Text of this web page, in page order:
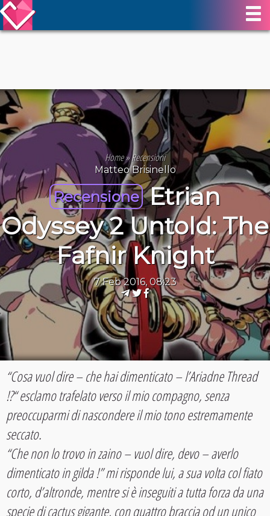
Home»Recensioni
Matteo Brisinello
Recensione Etrian
Odyssey 2 Untold: The
Fafnir Knight
7 Feb 2016, 08:23
“Cosa vuol dire – che hai dimenticato – l’Ariadne Thread
!?“ esclamo trafelato verso il mio compagno, senza
preoccuparmi di nascondere il mio tono estremamente
seccato.
“Che non lo trovo in zaino – vuol dire, devo – averlo
dimenticato in gilda !” mi risponde lui, a sua volta col fiato
corto, d’altronde, mentre si è inseguiti a tutta forza da una
specie di cactus gigante, con quattro braccia od un unico